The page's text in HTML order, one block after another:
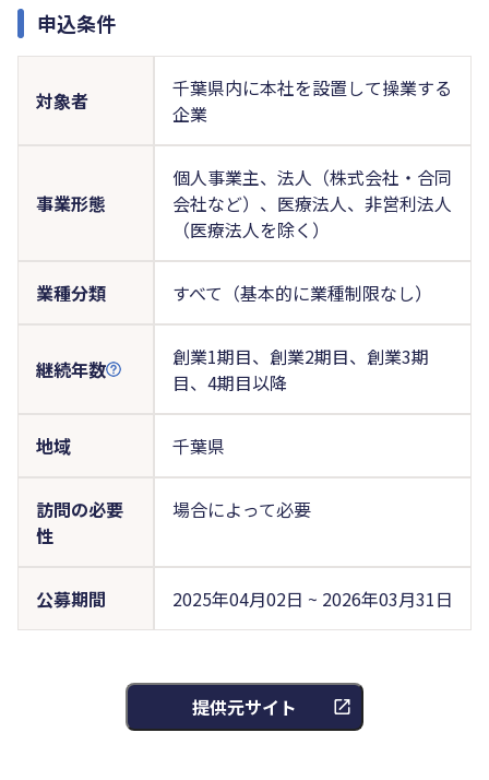
申込条件
対象者
千葉県内に本社を設置して操業する
企業
事業形態
個人事業主、法人（株式会社・合同
会社など）、医療法人、非営利法人
（医療法人を除く）
業種分類 すべて（基本的に業種制限なし）
継続年数
創業1期目、創業2期目、創業3期
目、4期目以降
地域 千葉県
訪問の必要
性
場合によって必要
公募期間 2025年04月02日 ~ 2026年03月31日
提供元サイト